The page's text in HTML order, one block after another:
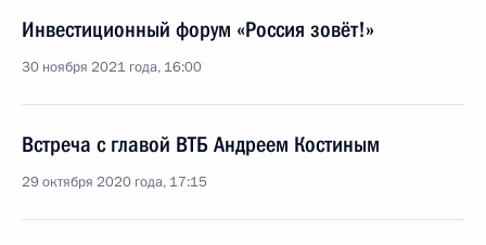
Инвестиционный форум «Россия зовёт!»
30 ноября 2021 года, 16:00
Встреча с главой ВТБ Андреем Костиным
29 октября 2020 года, 17:15